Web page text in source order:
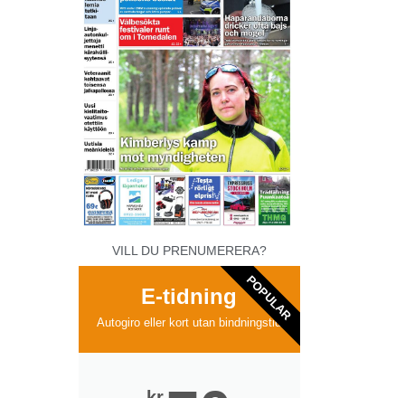
VILL DU PRENUMERERA?
E-tidning
Autogiro eller kort utan bindningstid
POPULAR